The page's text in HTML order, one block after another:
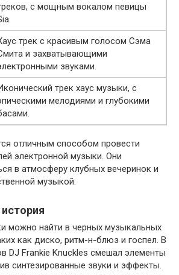
с мощным вокалом певицы
трек с красивым голосом Сэма
и захватывающими
звуками.
трек хаус музыки, с
мелодиями и глубокими
отличным способом провести
электронной музыки. Они
в атмосферу клубных вечеринок и
музыкой.
можно найти в черных музыкальных
как диско, ритм-н-блюз и госпел. В
DJ Frankie Knuckles смешал элементы
синтезированные звуки и эффекты.